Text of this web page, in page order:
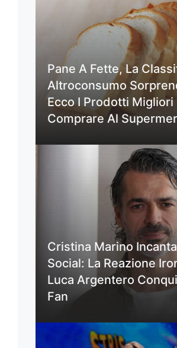
Pane A Fette, La
Altroconsumo
Ecco I Prodotti Migliori
Comprare Al
Cristina Marino
Social: La Reazione
Luca Argentero
Fan